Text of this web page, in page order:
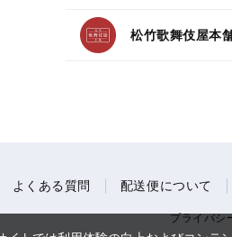
松竹歌舞伎屋本
よくある質問 配送便について
プライバシ